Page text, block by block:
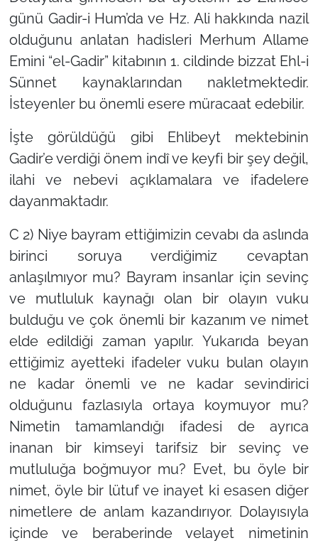
günü Gadir-i Hum’da ve Hz. Ali hakkında nazil
olduğunu anlatan hadisleri Merhum Allame
Emini “el-Gadir” kitabının 1. cildinde bizzat Ehl-i
Sünnet kaynaklarından nakletmektedir.
İsteyenler bu önemli esere müracaat edebilir.
İşte görüldüğü gibi Ehlibeyt mektebinin
Gadir’e verdiği önem indî ve keyfi bir şey değil,
ilahi ve nebevi açıklamalara ve ifadelere
dayanmaktadır.
C 2) Niye bayram ettiğimizin cevabı da aslında
birinci soruya verdiğimiz cevaptan
anlaşılmıyor mu? Bayram insanlar için sevinç
ve mutluluk kaynağı olan bir olayın vuku
bulduğu ve çok önemli bir kazanım ve nimet
elde edildiği zaman yapılır. Yukarıda beyan
ettiğimiz ayetteki ifadeler vuku bulan olayın
ne kadar önemli ve ne kadar sevindirici
olduğunu fazlasıyla ortaya koymuyor mu?
Nimetin tamamlandığı ifadesi de ayrıca
inanan bir kimseyi tarifsiz bir sevinç ve
mutluluğa boğmuyor mu? Evet, bu öyle bir
nimet, öyle bir lütuf ve inayet ki esasen diğer
nimetlere de anlam kazandırıyor. Dolayısıyla
içinde ve beraberinde velayet nimetinin